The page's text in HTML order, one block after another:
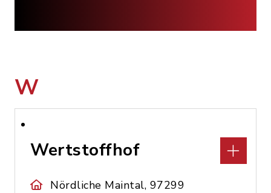
W
Wertstoffhof
Nördliche Maintal, 97299